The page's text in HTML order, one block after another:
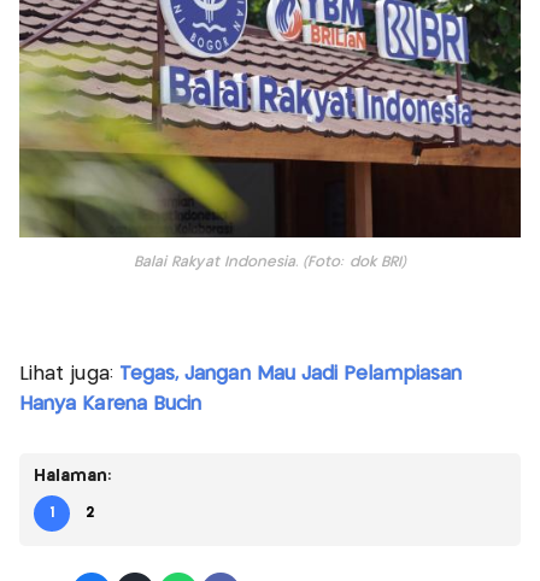
Balai Rakyat Indonesia. (Foto: dok BRI)
Lihat juga: Tegas, Jangan Mau Jadi Pelampiasan
Hanya Karena Bucin
Halaman:
1 2